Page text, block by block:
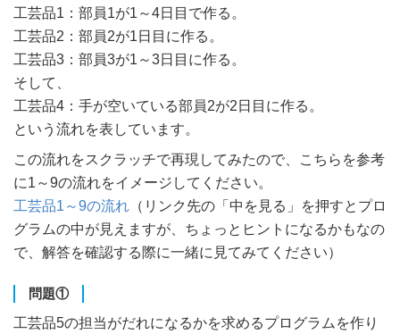
工芸品1：部員1が1～4日目で作る。
工芸品2：部員2が1日目に作る。
工芸品3：部員3が1～3日目に作る。
そして、
工芸品4：手が空いている部員2が2日目に作る。
という流れを表しています。
この流れをスクラッチで再現してみたので、こちらを参考
に1～9の流れをイメージしてください。
工芸品1～9の流れ （リンク先の「中を見る」を押すとプロ
グラムの中が見えますが、ちょっとヒントになるかもなの
で、解答を確認する際に一緒に見てみてください）
問題①
工芸品5の担当がだれになるかを求めるプログラムを作り